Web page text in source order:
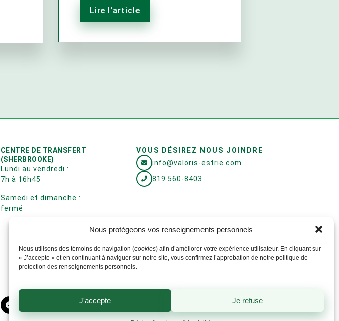
Nous protégeons vos renseignements personnels
Nous utilisons des témoins de navigation (cookies) afin d’améliorer votre expérience utilisateur. En cliquant sur
« J’accepte » et en continuant à naviguer sur notre site, vous confirmez l’approbation de notre politique de
protection des renseignements personnels.
J'accepte Je refuse
Lire l'article
CENTRE DE TRANSFERT
(SHERBROOKE)
Lundi au vendredi :
7h à 16h45
Samedi et dimanche :
fermé
VOUS DÉSIREZ NOUS JOINDRE
info@valoris-estrie.com
819 560-8403
Valoris 2025